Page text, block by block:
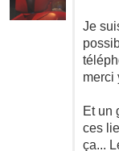
Je
merci
Et un
ces
ça...